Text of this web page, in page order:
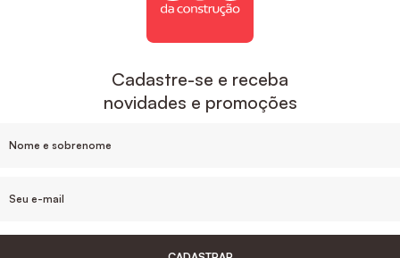
Cadastre-se e receba
novidades e promoções